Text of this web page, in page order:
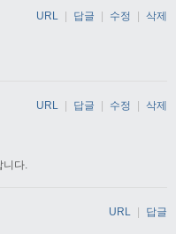
URL 답글 수정 삭제
니다.
URL 답글 수정 삭제
URL 답글